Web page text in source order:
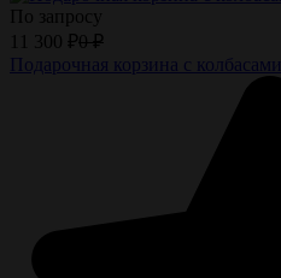
По запросу
11 300 ₽0 ₽
Подарочная корзина с колбасами